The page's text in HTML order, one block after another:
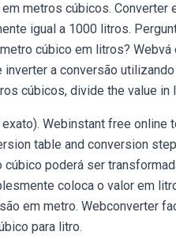
metros cúbicos. Converter
igual a 1000 litros.
cúbico em litros?
a conversão
cúbicos, divide the value in
Webinstant free
table and conversion
poderá ser
coloca o valor em
em metro. Webconverter
para litro.